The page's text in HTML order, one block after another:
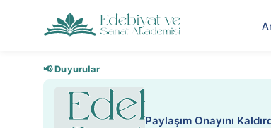
📢 Duyurular
Paylaşım Onayını